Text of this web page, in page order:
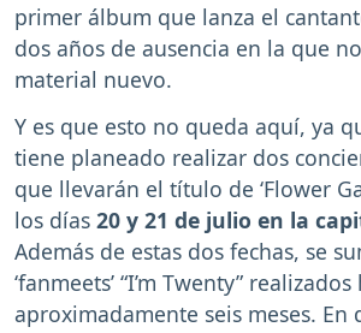
primer álbum que lanza el
dos años de ausencia en la que
material nuevo.
Y es que esto no queda aquí, ya
tiene planeado realizar dos
que llevarán el título de ‘Flower
los días 20 y 21 de julio en la
Además de estas dos fechas, se
‘fanmeets’ “I’m Twenty” realizados
aproximadamente seis meses. En